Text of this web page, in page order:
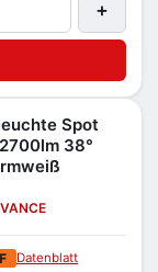
+
Spot
38°
F Datenblatt